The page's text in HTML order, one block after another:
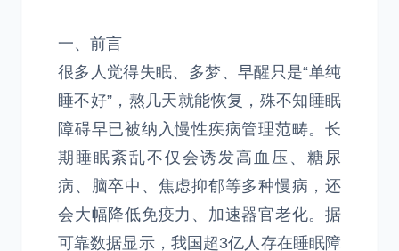
一、前言
很多人觉得失眠、多梦、早醒只是“单纯
睡不好”，熬几天就能恢复，殊不知睡眠
障碍早已被纳入慢性疾病管理范畴。长
期睡眠紊乱不仅会诱发高血压、糖尿
病、脑卒中、焦虑抑郁等多种慢病，还
会大幅降低免疫力、加速器官老化。据
可靠数据显示，我国超3亿人存在睡眠障